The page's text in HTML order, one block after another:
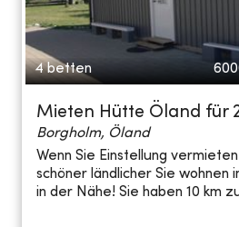
4 betten
Mieten Hütte Öland für
Borgholm, Öland
Wenn Sie Einstellung
schöner ländlicher Sie wohnen
in der Nähe! Sie haben 10 km